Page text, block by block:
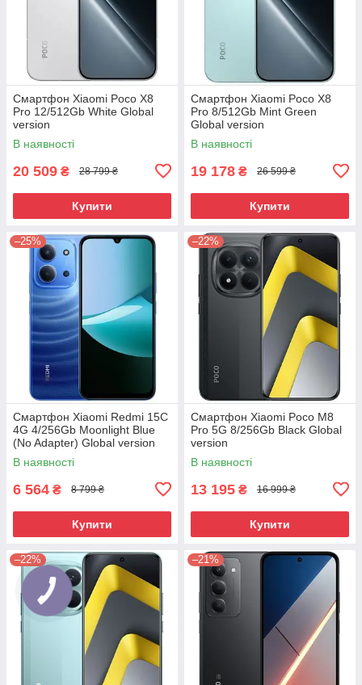
Смартфон Xiaomi Poco X8
Pro 12/512Gb White Global
version
В наявності
20 509 ₴ 28 799 ₴
Купити
Смартфон Xiaomi Poco X8
Pro 8/512Gb Mint Green
Global version
В наявності
19 178 ₴ 26 599 ₴
Купити
–25%
Смартфон Xiaomi Redmi 15C
4G 4/256Gb Moonlight Blue
(No Adapter) Global version
В наявності
6 564 ₴ 8 799 ₴
Купити
–22%
Смартфон Xiaomi Poco M8
Pro 5G 8/256Gb Black Global
version
В наявності
13 195 ₴ 16 999 ₴
Купити
–22% –21%